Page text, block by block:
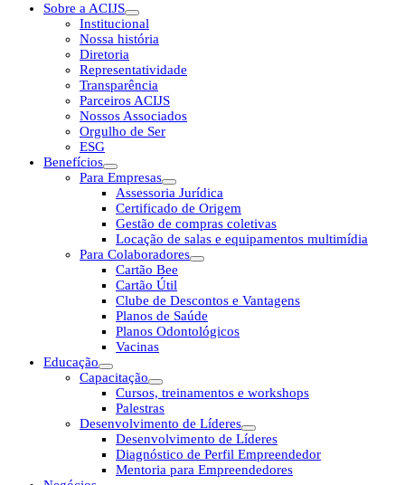
Sobre a ACIJS
Institucional
Nossa história
Diretoria
Representatividade
Transparência
Parceiros ACIJS
Nossos Associados
Orgulho de Ser
ESG
Benefícios
Para Empresas
Assessoria Jurídica
Certificado de Origem
Gestão de compras coletivas
Locação de salas e equipamentos multimídia
Para Colaboradores
Cartão Bee
Cartão Útil
Clube de Descontos e Vantagens
Planos de Saúde
Planos Odontológicos
Vacinas
Educação
Capacitação
Cursos, treinamentos e workshops
Palestras
Desenvolvimento de Líderes
Desenvolvimento de Líderes
Diagnóstico de Perfil Empreendedor
Mentoria para Empreendedores